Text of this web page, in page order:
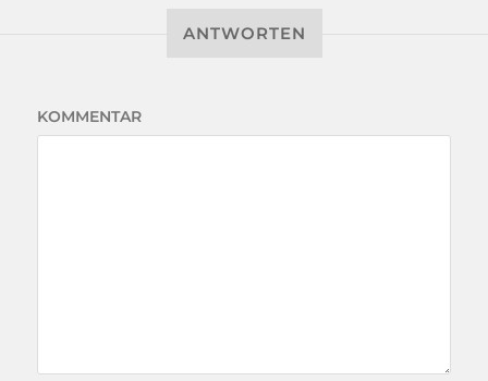
ANTWORTEN
KOMMENTAR